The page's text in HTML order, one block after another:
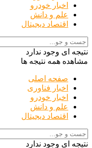
اخبار خودرو
علم و دانش
اقتصاد دیجیتال
نتیجه ای وجود ندارد
مشاهده همه نتیجه ها
صفحه اصلی
اخبار فناوری
اخبار خودرو
علم و دانش
اقتصاد دیجیتال
نتیجه ای وجود ندارد